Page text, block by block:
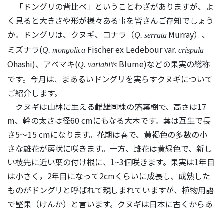
「ドングリの背比べ」ということわざがありますが、よ
く見ると大きさや形が様々ある事を皆さんご存知でしょう
か。ドングリは、クヌギ、コナラ（Q. serrata Murray）、
ミズナラ(Q. mongolica Fischer ex Ledebour var. crispula
Ohashi)、アベマキ(Q. variabilis Blume)などの果実の総称
です。今月は、まあるいドングリを実らすクヌギについて
ご紹介します。
クヌギは山林に生える雌雄同株の落葉樹で、高さは17
m、幹の太さは径60 cmにもなる大木です。葉は互生で長
さ5〜15 cmになります。花期は春で、黄褐色の多数の小
さな雄花が房状に咲きます。一方、雌花は黄緑色で、新し
い枝先に近い葉の付け根に、1~3個咲きます。果実は1年目
は小さく，2年目になって2cmくらいに成長し、成熟した
ものがドングリと呼ばれて親しまれていますが、植物用語
で堅果（けんか）と言います。クヌギは日本に古くからあ